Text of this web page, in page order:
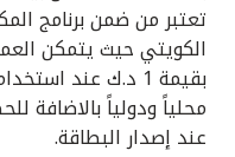
تعتبر من ضمن برنامج
بقيمة 1 د.ك عند
عند إصدار البطاقة.